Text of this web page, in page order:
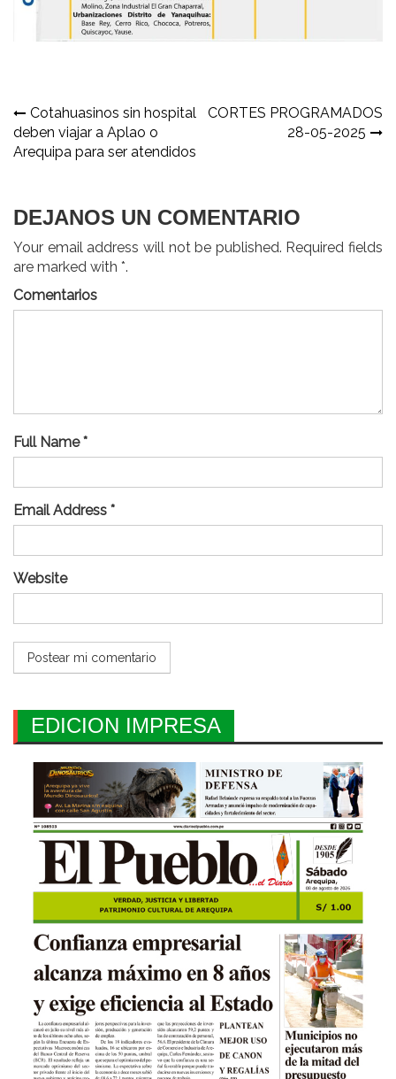
Navegación
de
Cotahuasinos sin hospital
deben viajar a Aplao o
Arequipa para ser atendidos
CORTES PROGRAMADOS
28-05-2025
DEJANOS UN COMENTARIO
Your email address will not be published. Required fields
are marked with *.
Comentarios
Full Name *
Email Address *
Website
EDICION IMPRESA